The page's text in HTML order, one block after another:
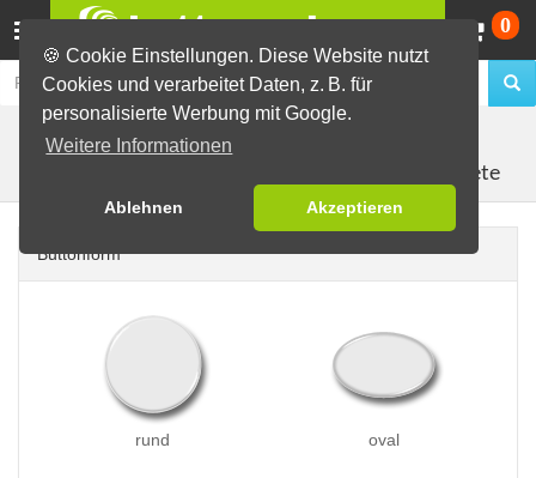
🍪 Cookie Einstellungen. Diese Website nutzt
Cookies und verarbeitet Daten, z. B. für
personalisierte Werbung mit Google.
Weitere Informationen
Ablehnen Akzeptieren
0
Buttons erstellen Magnetbuttons
Kühlschrankmagnete
Buttonform
rund oval